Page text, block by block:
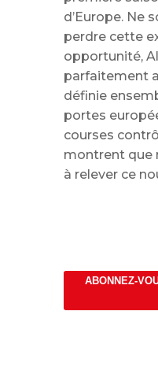
d’Europe. Ne
perdre cette
opportunité,
parfaitement
définie
portes
courses
montrent que
à relever ce
ABONNEZ-